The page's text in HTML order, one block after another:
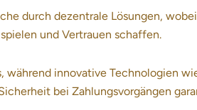
durch dezentrale Lösungen,
und Vertrauen schaffen.
während innovative Technologien
bei Zahlungsvorgängen